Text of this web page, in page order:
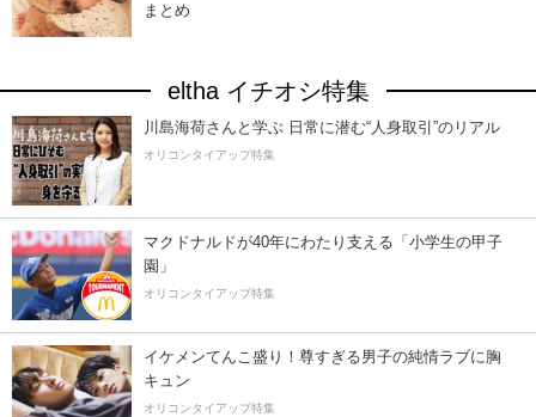
まとめ
eltha イチオシ特集
川島海荷さんと学ぶ 日常に潜む“人身取引”のリアル
オリコンタイアップ特集
マクドナルドが40年にわたり支える「小学生の甲子
園」
オリコンタイアップ特集
イケメンてんこ盛り！尊すぎる男子の純情ラブに胸
キュン
オリコンタイアップ特集